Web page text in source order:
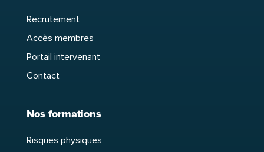
Recrutement
Accès membres
Portail intervenant
Contact
Nos formations
Risques physiques